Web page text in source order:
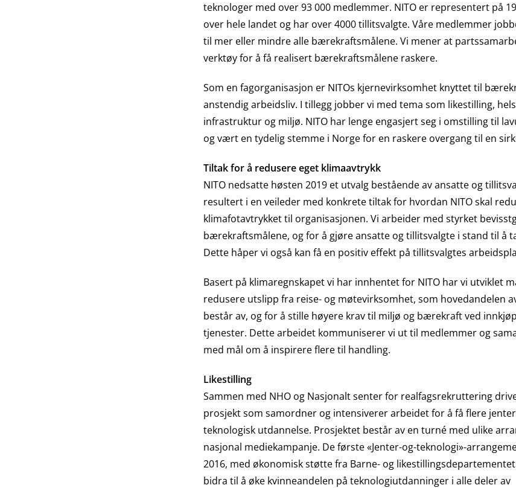
teknologer med over 93 000 medlemmer. NITO er representert på
over hele landet og har over 4000 tillitsvalgte. Våre medlemmer
til mer eller mindre alle bærekraftsmålene. Vi mener at
verktøy for å få realisert bærekraftsmålene raskere.
Som en fagorganisasjon er NITOs kjernevirksomhet knyttet til
anstendig arbeidsliv. I tillegg jobber vi med tema som likestilling,
infrastruktur og miljø. NITO har lenge engasjert seg i omstilling til
og vært en tydelig stemme i Norge for en raskere overgang til en
Tiltak for å redusere eget klimaavtrykk
NITO nedsatte høsten 2019 et utvalg bestående av ansatte og
resultert i en veileder med konkrete tiltak for hvordan NITO skal
klimafotavtrykket til organisasjonen. Vi arbeider med styrket
bærekraftsmålene, og for å gjøre ansatte og tillitsvalgte i stand til å
Dette håper vi også kan få en positiv effekt på tillitsvalgtes
Basert på klimaregnskapet vi har innhentet for NITO har vi utviklet
redusere utslipp fra reise- og møtevirksomhet, som hovedandelen
består av, og for å stille høyere krav til miljø og bærekraft ved
tjenester. Dette arbeidet kommuniserer vi ut til medlemmer og
med mål om å inspirere flere til handling.
Likestilling
Sammen med NHO og Nasjonalt senter for realfagsrekruttering
prosjekt som samordner og intensiverer arbeidet for å få flere
teknologisk utdannelse. Prosjektet består av en turné med ulike
nasjonal mediekampanje. De første «Jenter-og-teknologi»-
2016, med økonomisk støtte fra Barne- og
bidra til å øke kvinneandelen på teknologiutdanninger i alle deler av